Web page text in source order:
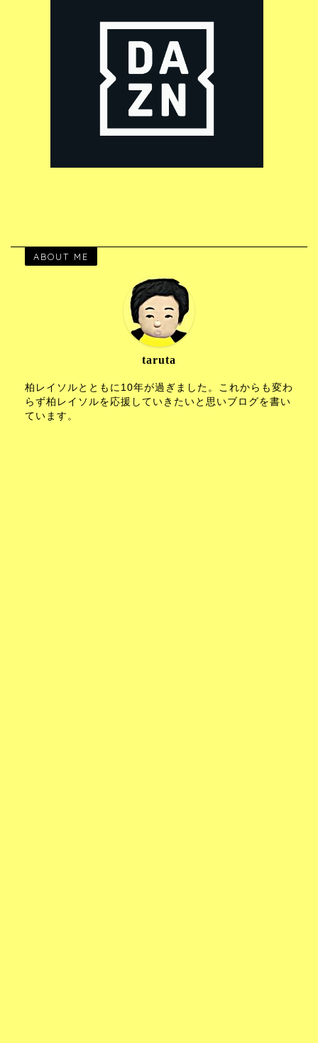
ABOUT ME
taruta
柏レイソルとともに10年が過ぎました。これからも変わ
らず柏レイソルを応援していきたいと思いブログを書い
ています。